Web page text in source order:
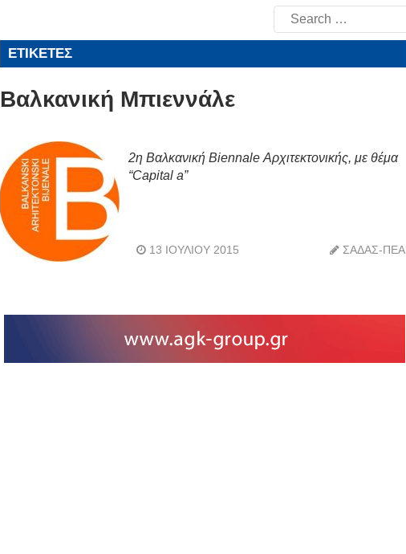
Search
for:
ΕΤΙΚΈΤΕΣ
Βαλκανική Μπιεννάλε
2η Βαλκανική Biennale Αρχιτεκτονικής, με θέμα
“Capital a”
13 ΙΟΥΛΊΟΥ 2015 ΣΑΔΑΣ-ΠΕΑ